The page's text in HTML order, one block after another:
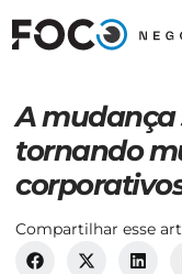
A mudança
tornando
Compartilhar esse